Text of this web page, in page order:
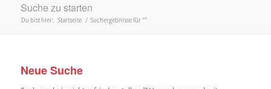
Suche zu starten
Du bist hier: Startseite / Suchergebnisse für ""
Neue Suche